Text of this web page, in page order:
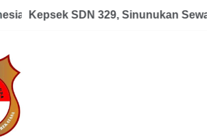
Sedang Pemulihan Pasca
Kepsek SDN 329, Sinunukan Sewa